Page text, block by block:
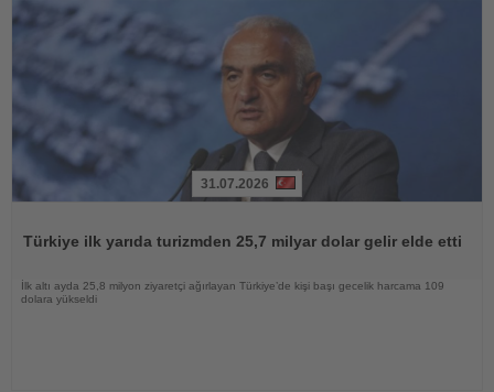
31.07.2026
Türkiye ilk yarıda turizmden 25,7 milyar dolar gelir elde etti
İlk altı ayda 25,8 milyon ziyaretçi ağırlayan Türkiye’de kişi başı gecelik harcama 109
dolara yükseldi